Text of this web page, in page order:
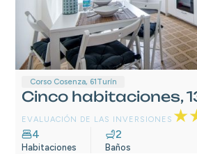
Corso Cosenza, 61Turín
Cinco habitaciones,
EVALUACIÓN DE LAS INVERSIONES
4
Habitaciones
2
Baños